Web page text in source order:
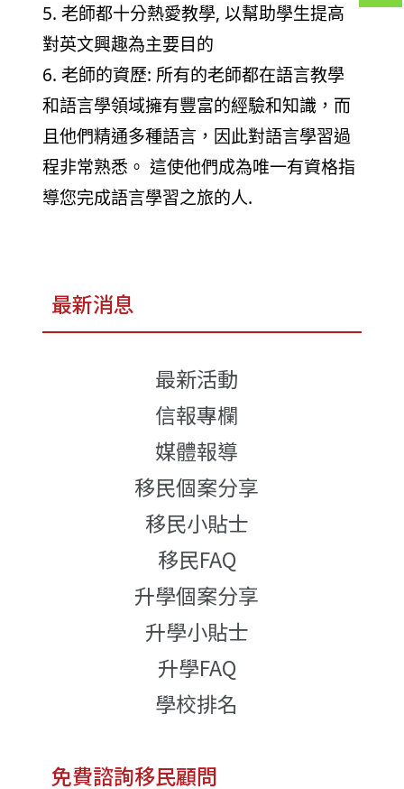
5. 老師都十分熱愛教學, 以幫助學生提高
對英文興趣為主要目的
6. 老師的資歷: 所有的老師都在語言教學
和語言學領域擁有豐富的經驗和知識，而
且他們精通多種語言，因此對語言學習過
程非常熟悉。 這使他們成為唯一有資格指
導您完成語言學習之旅的人.
最新消息
最新活動
信報專欄
媒體報導
移民個案分享
移民小貼士
移民FAQ
升學個案分享
升學小貼士
升學FAQ
學校排名
免費諮詢移民顧問